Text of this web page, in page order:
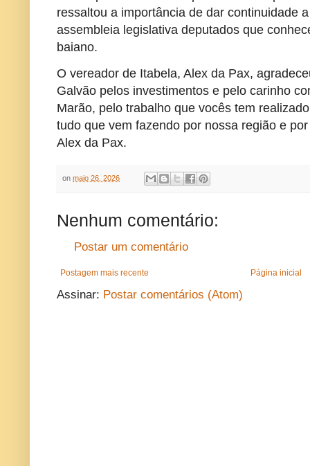
ressaltou a importância de dar continuidade
assembleia legislativa deputados que
baiano.
O vereador de Itabela, Alex da Pax,
Galvão pelos investimentos e pelo carinho
Marão, pelo trabalho que vocês tem
tudo que vem fazendo por nossa região e
Alex da Pax.
onmaio 26, 2026
Nenhum comentário:
Postar um comentário
Postagem mais recente Página inicial
Assinar: Postar comentários (Atom)